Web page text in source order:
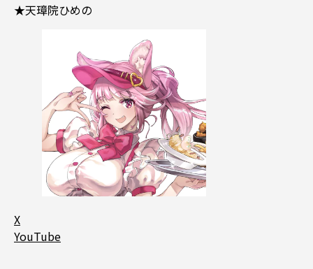
★天璋院ひめの
X
YouTube